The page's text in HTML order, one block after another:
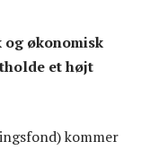
økonomisk
et højt
kommer